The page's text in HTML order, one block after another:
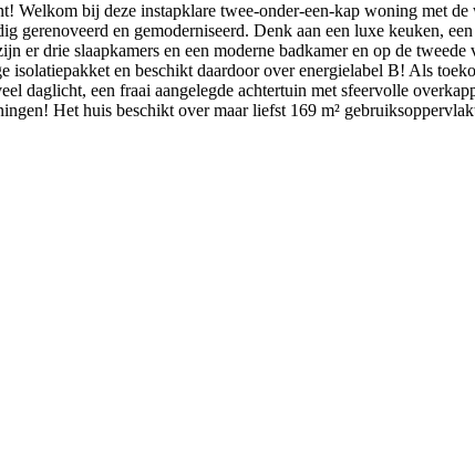
Welkom bij deze instapklare twee-onder-een-kap woning met
gerenoveerd en gemoderniseerd. Denk aan een luxe keuken,
er drie slaapkamers en een moderne badkamer en op de
isolatiepakket en beschikt daardoor over energielabel B! Als
daglicht, een fraai aangelegde achtertuin met sfeervolle
Het huis beschikt over maar liefst 169 m²